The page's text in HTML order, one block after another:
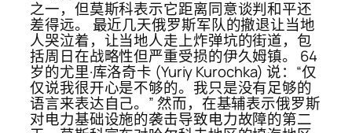
之一，但莫斯科表示它距离同意谈判和平还
差得远。 最近几天俄罗斯军队的撤退让当地
人哭泣着，让当地人走上炸弹坑的街道，包
括周日在战略性但严重受损的伊久姆镇。 64
岁的尤里·库洛奇卡 (Yuriy Kurochka) 说：“仅
仅说我很开心是不够的。我只是没有足够的
语言来表达自己。” 然而，在基辅表示俄罗斯
对电力基础设施的袭击导致电力故障的第二